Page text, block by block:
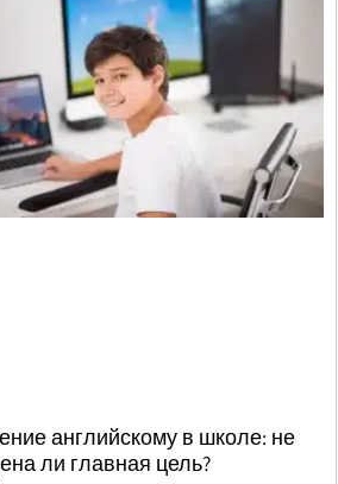
английскому в школе: не
ли главная цель?